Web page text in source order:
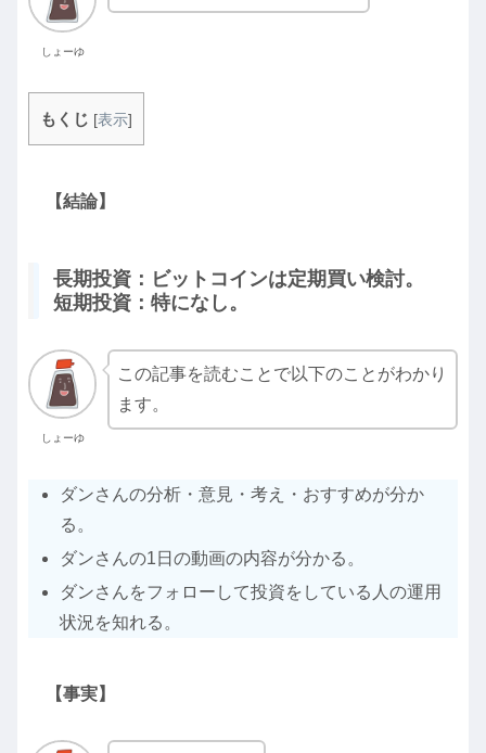
しょーゆ
もくじ [表示]
【結論】
長期投資：ビットコインは定期買い検討。
短期投資：特になし。
しょーゆ
この記事を読むことで以下のことがわかり
ます。
ダンさんの分析・意見・考え・おすすめが分か
る。
ダンさんの1日の動画の内容が分かる。
ダンさんをフォローして投資をしている人の運用
状況を知れる。
【事実】